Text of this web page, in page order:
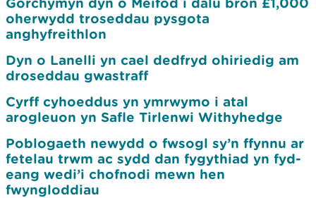
oherwydd troseddau pysgota
anghyfreithlon
Dyn o Lanelli yn cael dedfryd ohiriedig am
droseddau gwastraff
Cyrff cyhoeddus yn ymrwymo i atal
arogleuon yn Safle Tirlenwi Withyhedge
Poblogaeth newydd o fwsogl sy’n ffynnu ar
fetelau trwm ac sydd dan fygythiad yn fyd-
eang wedi’i chofnodi mewn hen
fwyngloddiau